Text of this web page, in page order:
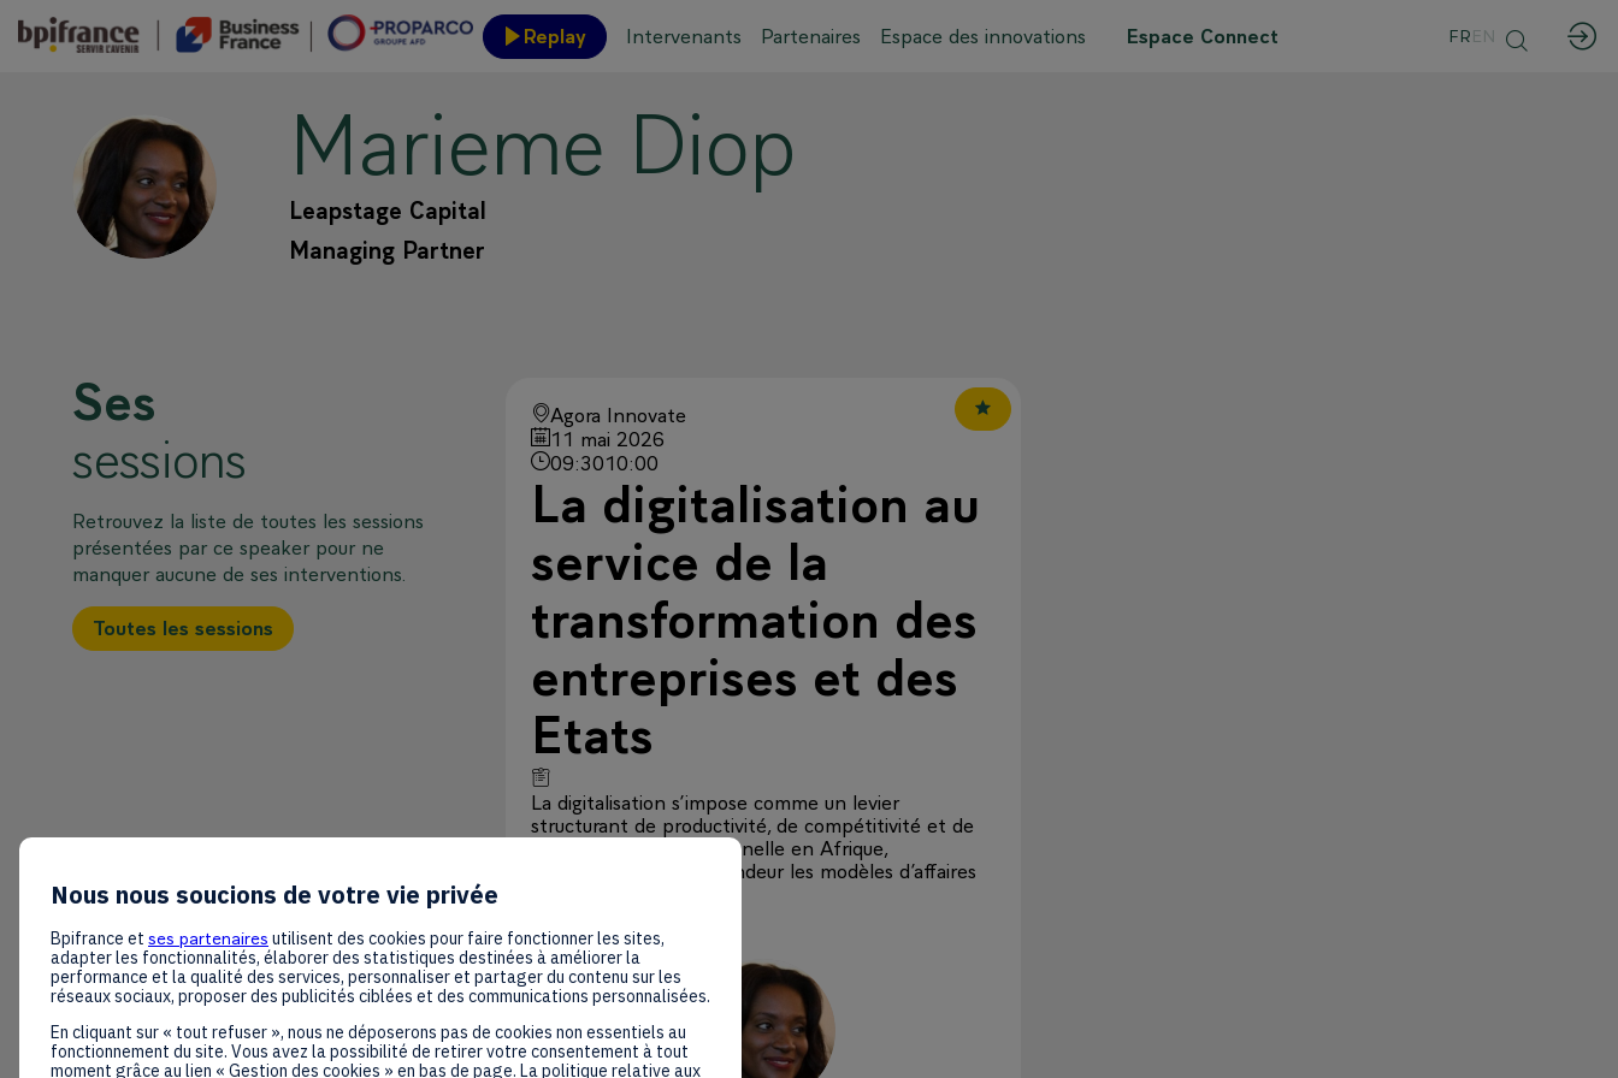
Replay Intervenants Partenaires Espace des innovations Espace Connect FREN
MD Marieme Diop
Leapstage Capital
Managing Partner
Ses
sessions
Retrouvez la liste de toutes les sessions
présentées par ce speaker pour ne
manquer aucune de ses interventions.
Toutes les sessions
Agora Innovate
11 mai 2026
09:3010:00
La digitalisation au
service de la
transformation des
entreprises et des
La digitalisation s’impose comme un levier
structurant de productivité, de compétitivité et de
performance institutionnelle en Afrique,
transformant en profondeur les modèles d’affaires
Intervenant:
MD
Nous nous soucions de votre vie privée
Bpifrance et ses partenaires utilisent des cookies pour faire fonctionner les sites,
adapter les fonctionnalités, élaborer des statistiques destinées à améliorer la
performance et la qualité des services, personnaliser et partager du contenu sur les
réseaux sociaux, proposer des publicités ciblées et des communications personnalisées.
En cliquant sur « tout refuser », nous ne déposerons pas de cookies non essentiels au
fonctionnement du site. Vous avez la possibilité de retirer votre consentement à tout
moment grâce au lien « Gestion des cookies » en bas de page. La politique relative aux